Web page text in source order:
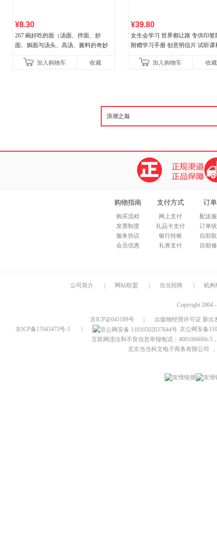
¥8.30
267 碗好吃的面（汤面、拌面、炒
面、焗面与汤头、高汤、酱料的奇妙
妙滋味！令人无法抗拒的
加入购物车 收藏
¥39.80
女生会学习 世界都让路 专供印签
附赠学习手册 创意明信片 试听课
加入购物车
收藏
购物指南
购买流程
发票制度
服务协议
会员优惠
支付方式
网上支付
礼品卡支付
银行转账
礼券支付
订
配送
订单
自助
自助
公司简介 网站联盟 当当招商 机构
Copyright 2004
京ICP证041189号
出版物经营许可证 新出
京ICP备17043473号-1
京公网安备
互联网违法和不良信息举报电话：4001066666-5
北京当当科文电子商务有限公司